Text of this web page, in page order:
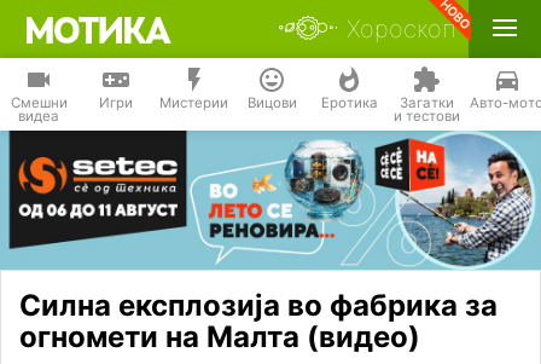
Хороскоп
Смешни
видеа
Игри Мистерии Вицови Еротика Загатки
и тестови
Авто-
Силна експлозија во фабрика за
огномети на Малта (видео)